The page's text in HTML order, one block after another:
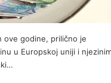
ove godine, prilično je
u Europskoj uniji i